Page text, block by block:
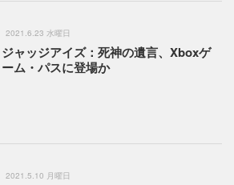
2021.6.23 水曜日
ジャッジアイズ：死神の遺言、Xboxゲ
ーム・パスに登場か
2021.5.10 月曜日